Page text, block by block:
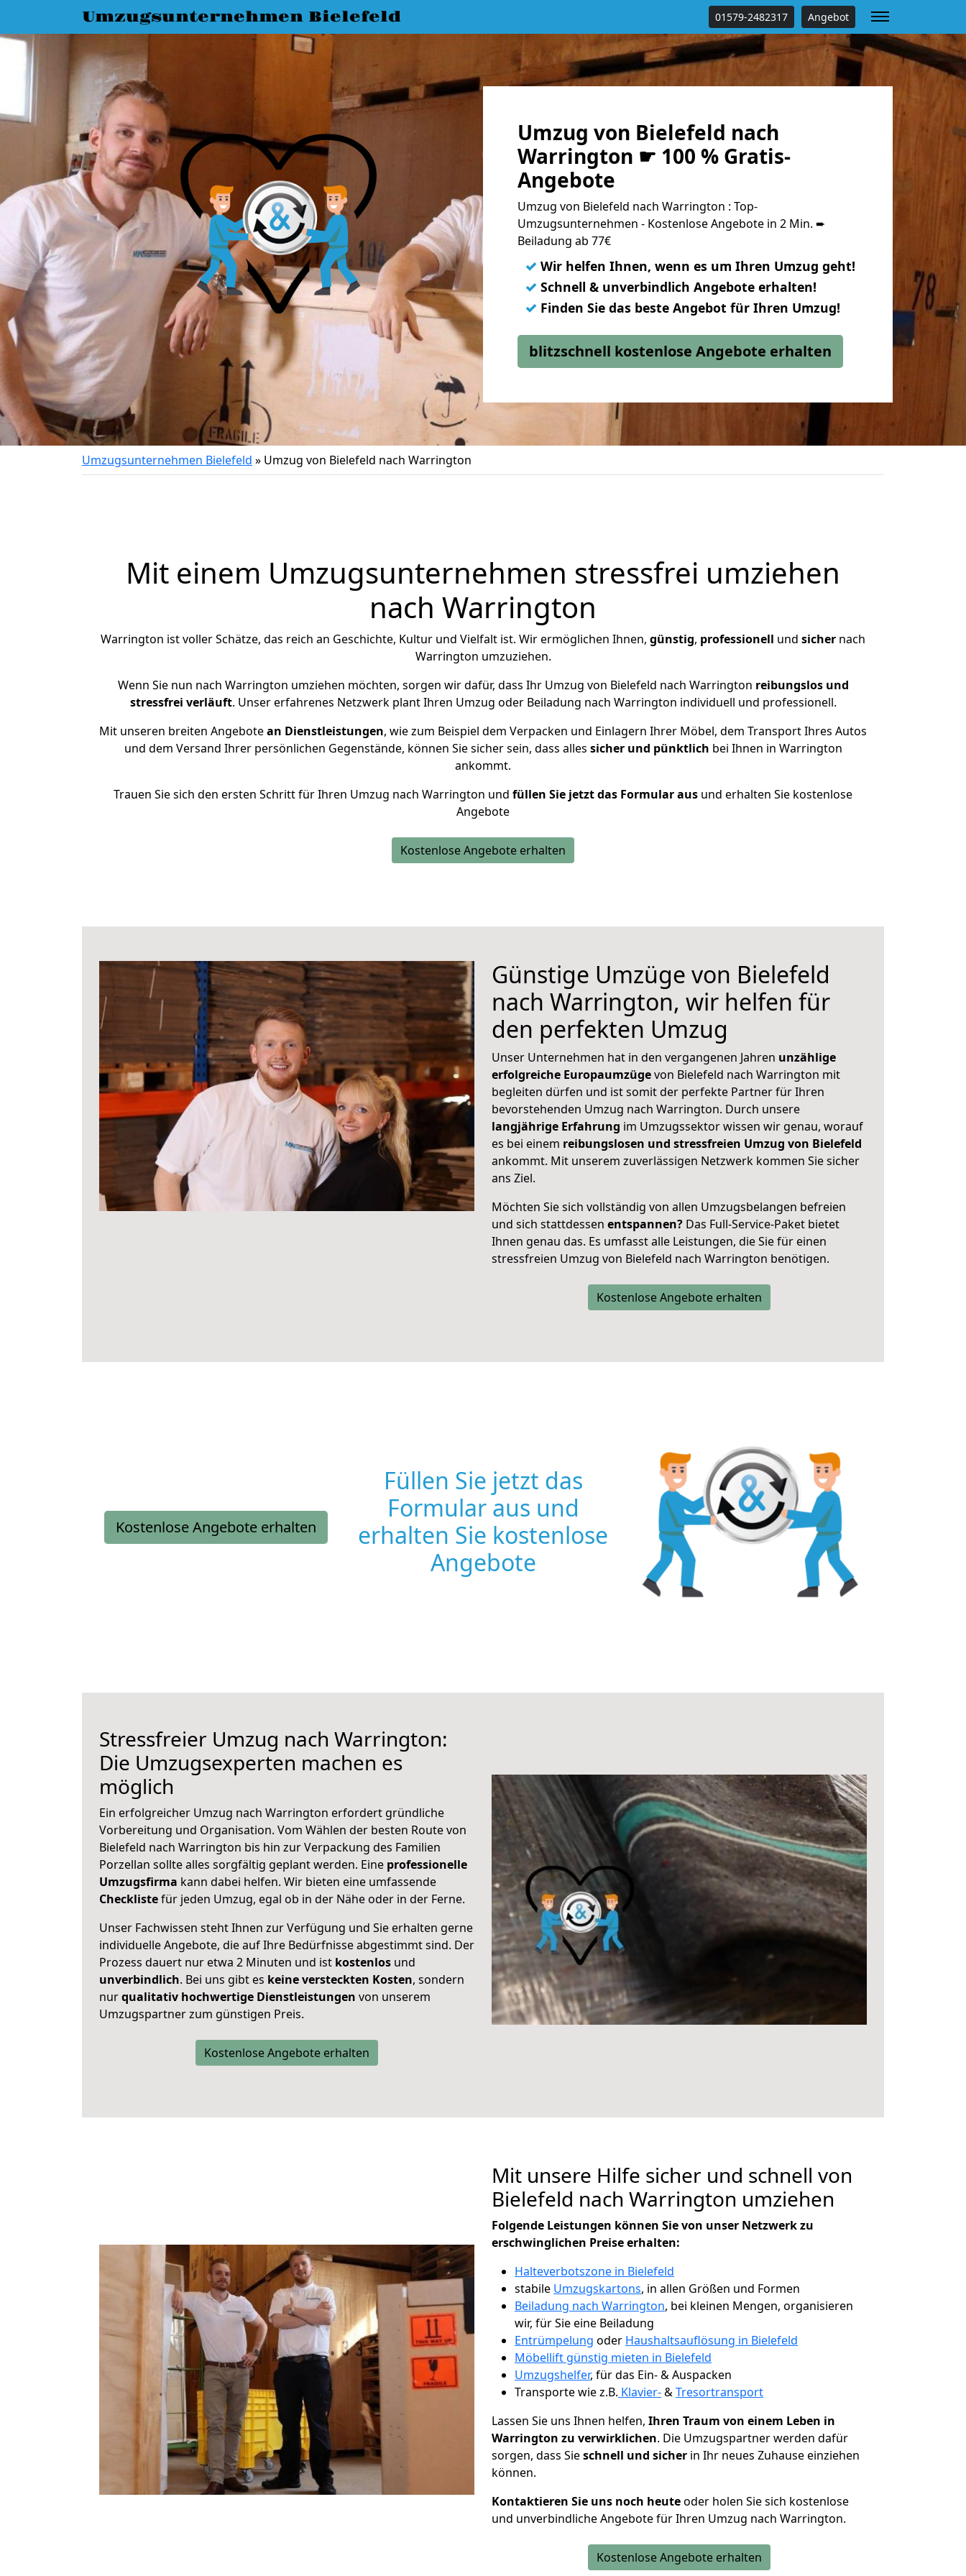
Umzugsunternehmen Bielefeld 01579-2482317 Angebot
Umzug von Bielefeld nach
Warrington ☛ 100 % Gratis-
Angebote
Umzug von Bielefeld nach Warrington : Top-
Umzugsunternehmen - Kostenlose Angebote in 2 Min. ➨
Beiladung ab 77€
✓ Wir helfen Ihnen, wenn es um Ihren Umzug geht!
✓ Schnell & unverbindlich Angebote erhalten!
✓ Finden Sie das beste Angebot für Ihren Umzug!
blitzschnell kostenlose Angebote erhalten
Umzugsunternehmen Bielefeld » Umzug von Bielefeld nach Warrington
Mit einem Umzugsunternehmen stressfrei umziehen
nach Warrington
Warrington ist voller Schätze, das reich an Geschichte, Kultur und Vielfalt ist. Wir ermöglichen Ihnen, günstig, professionell und sicher nach
Warrington umzuziehen.
Wenn Sie nun nach Warrington umziehen möchten, sorgen wir dafür, dass Ihr Umzug von Bielefeld nach Warrington reibungslos und
stressfrei verläuft. Unser erfahrenes Netzwerk plant Ihren Umzug oder Beiladung nach Warrington individuell und professionell.
Mit unseren breiten Angebotean Dienstleistungen, wie zum Beispiel dem Verpacken und Einlagern Ihrer Möbel, dem Transport Ihres Autos
und dem Versand Ihrer persönlichen Gegenstände, können Sie sicher sein, dass alles sicher und pünktlich bei Ihnen in Warrington
ankommt.
Trauen Sie sich den ersten Schritt für Ihren Umzug nach Warrington und füllen Sie jetzt das Formular aus und erhalten Sie kostenlose
Angebote
Kostenlose Angebote erhalten
Günstige Umzüge von Bielefeld
nach Warrington, wir helfen für
den perfekten Umzug
Unser Unternehmen hat in den vergangenen Jahren unzählige
erfolgreiche Europaumzügevon Bielefeld nach Warrington mit
begleiten dürfen und ist somit der perfekte Partner für Ihren
bevorstehenden Umzug nach Warrington. Durch unsere
langjährige Erfahrung im Umzugssektor wissen wir genau, worauf
es bei einem reibungslosen und stressfreien Umzug von Bielefeld
ankommt. Mit unserem zuverlässigen Netzwerk kommen Sie sicher
ans Ziel.
Möchten Sie sich vollständig von allen Umzugsbelangen befreien
und sich stattdessen entspannen? Das Full-Service-Paket bietet
Ihnen genau das. Es umfasst alle Leistungen, die Sie für einen
stressfreien Umzug von Bielefeld nach Warrington benötigen.
Kostenlose Angebote erhalten
Kostenlose Angebote erhalten
Füllen Sie jetzt das
Formular aus und
erhalten Sie kostenlose
Angebote
Stressfreier Umzug nach Warrington:
Die Umzugsexperten machen es
möglich
Ein erfolgreicher Umzug nach Warrington erfordert gründliche
Vorbereitung und Organisation. Vom Wählen der besten Route von
Bielefeld nach Warrington bis hin zur Verpackung des Familien
Porzellan sollte alles sorgfältig geplant werden. Eine professionelle
Umzugsfirma kann dabei helfen. Wir bieten eine umfassende
Checklistefür jeden Umzug, egal ob in der Nähe oder in der Ferne.
Unser Fachwissen steht Ihnen zur Verfügung und Sie erhalten gerne
individuelle Angebote, die auf Ihre Bedürfnisse abgestimmt sind. Der
Prozess dauert nur etwa 2 Minuten und ist kostenlos und
unverbindlich. Bei uns gibt es keine versteckten Kosten, sondern
nurqualitativ hochwertige Dienstleistungen von unserem
Umzugspartner zum günstigen Preis.
Kostenlose Angebote erhalten
Mit unsere Hilfe sicher und schnell von
Bielefeld nach Warrington umziehen
Folgende Leistungen können Sie von unser Netzwerk zu
erschwinglichen Preise erhalten:
Halteverbotszone in Bielefeld
stabile Umzugskartons, in allen Größen und Formen
Beiladung nach Warrington, bei kleinen Mengen, organisieren
wir, für Sie eine Beiladung
Entrümpelung oder Haushaltsauflösung in Bielefeld
Möbellift günstig mieten in Bielefeld
Umzugshelfer, für das Ein- & Auspacken
Transporte wie z.B. Klavier-&Tresortransport
Lassen Sie uns Ihnen helfen, Ihren Traum von einem Leben in
Warrington zu verwirklichen. Die Umzugspartner werden dafür
sorgen, dass Sieschnell und sicher in Ihr neues Zuhause einziehen
können.
Kontaktieren Sie uns noch heuteoder holen Sie sich kostenlose
und unverbindliche Angebote für Ihren Umzug nach Warrington.
Kostenlose Angebote erhalten